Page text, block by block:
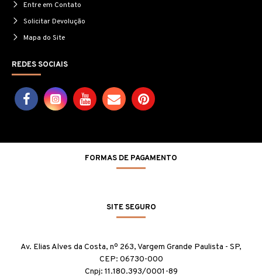
Entre em Contato
Solicitar Devolução
Mapa do Site
REDES SOCIAIS
FORMAS DE PAGAMENTO
SITE SEGURO
Av. Elias Alves da Costa, nº 263, Vargem Grande Paulista - SP,
CEP: 06730-000
Cnpj: 11.180.393/0001-89